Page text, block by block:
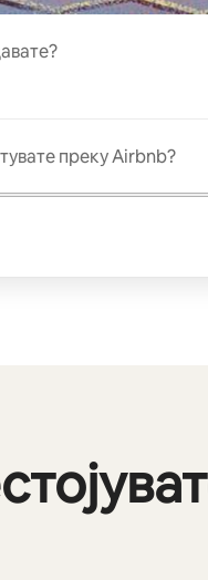
преку Airbnb?